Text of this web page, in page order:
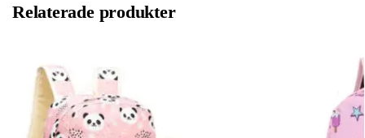
Relaterade produkter